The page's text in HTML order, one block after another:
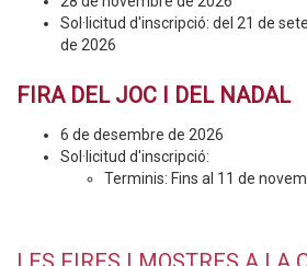
Sol·licitud d'inscripció: del 21 de
de 2026
FIRA DEL JOC I DEL NADAL
6 de desembre de 2026
Sol·licitud d'inscripció:
Terminis: Fins al 11 de